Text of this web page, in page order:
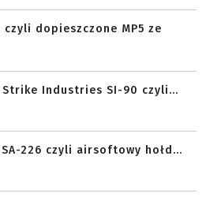
czyli dopieszczone MP5 ze
Industries SI-90 czyli...
226 czyli airsoftowy hołd...